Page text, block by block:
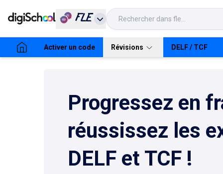
FLE
Activer un code Révisions
A1 : Niveau Découverte
B1 : Niveau Indépendant
DELF / TCF
Progressez en
réussissez les
DELF et TCF !